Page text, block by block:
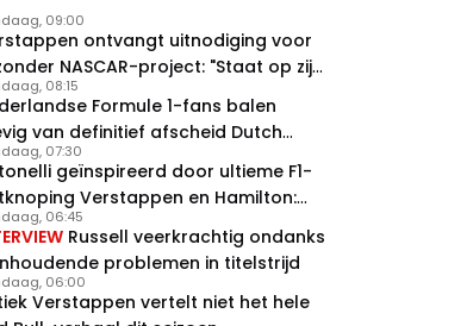
ontvangt uitnodiging voor
NASCAR-project: "Staat op zijn
09:00
Formule 1-fans balen
van definitief afscheid Dutch
Prix
08:15
geïnspireerd door ultieme F1-
Verstappen en Hamilton:
of dood!"
07:30
Russell veerkrachtig ondanks
problemen in titelstrijd
06:45
Verstappen vertelt niet het hele
06:00